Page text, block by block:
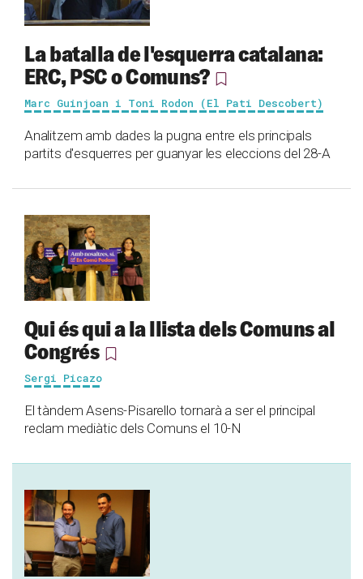
La batalla de l'esquerra catalana:
ERC, PSC o Comuns?
Marc Guinjoan i Toni Rodon (El Pati Descobert)
Analitzem amb dades la pugna entre els principals
partits d'esquerres per guanyar les eleccions del 28-A
Qui és qui a la llista dels Comuns al
Congrés
Sergi Picazo
El tàndem Asens-Pisarello tornarà a ser el principal
reclam mediàtic dels Comuns el 10-N